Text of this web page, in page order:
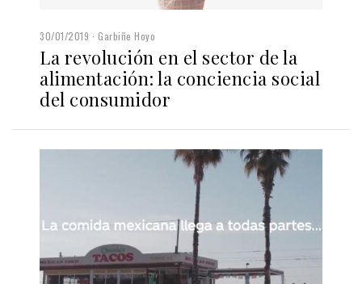
30/01/2019 Garbiñe Hoyo
La revolución en el sector de la
alimentación: la conciencia social
del consumidor